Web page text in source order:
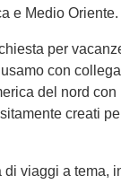
e Medio Oriente.
per
con
del nord con
creati
viaggi a tema,